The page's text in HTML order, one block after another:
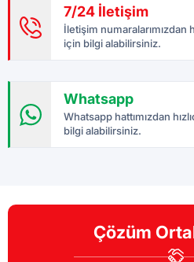
7/24 İletişim
İletişim numaralarımızdan
için bilgi alabilirsiniz.
Whatsapp
Whatsapp hattımızdan
bilgi alabilirsiniz.
Çözüm